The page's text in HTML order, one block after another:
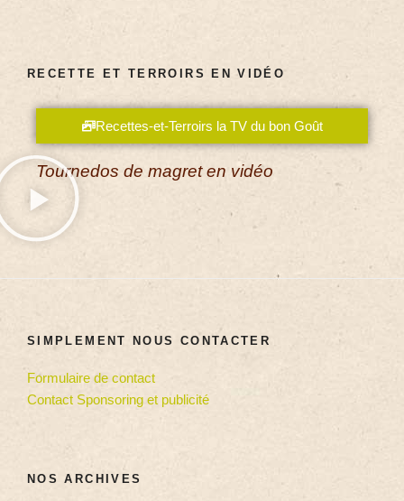
RECETTE ET TERROIRS EN VIDÉO
Recettes-et-Terroirs la TV du bon Goût
Tournedos de magret en vidéo
SIMPLEMENT NOUS CONTACTER
Formulaire de contact
Contact Sponsoring et publicité
NOS ARCHIVES